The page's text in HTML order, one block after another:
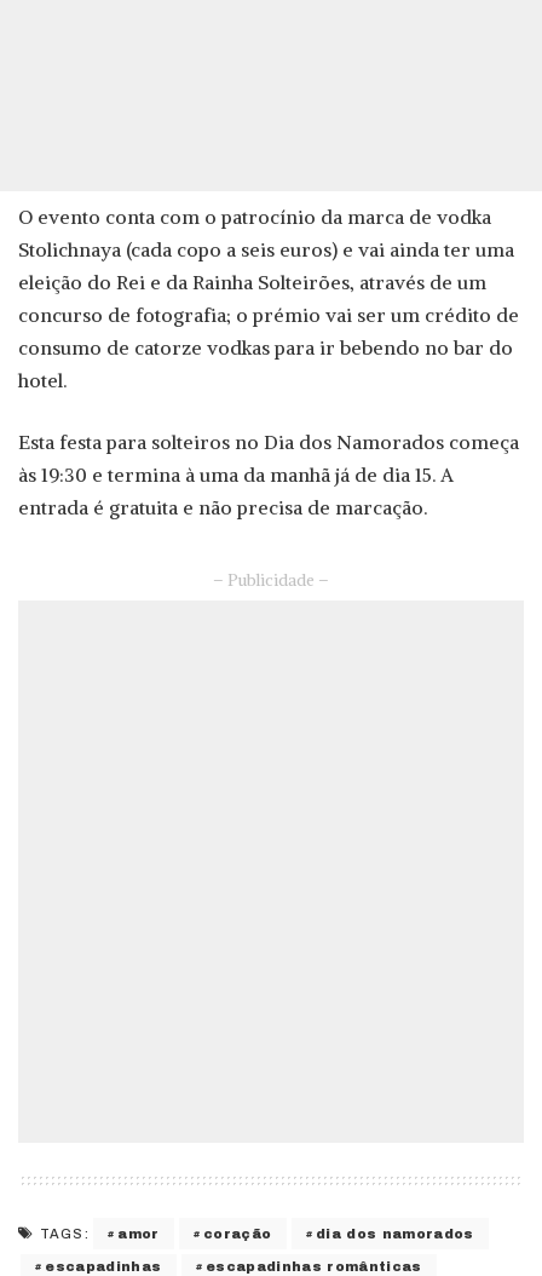
O evento conta com o patrocínio da marca de vodka
Stolichnaya (cada copo a seis euros) e vai ainda ter uma
eleição do Rei e da Rainha Solteirões, através de um
concurso de fotografia; o prémio vai ser um crédito de
consumo de catorze vodkas para ir bebendo no bar do
hotel.
Esta festa para solteiros no Dia dos Namorados começa
às 19:30 e termina à uma da manhã já de dia 15. A
entrada é gratuita e não precisa de marcação.
– Publicidade –
TAGS: amor coração dia dos namorados
escapadinhas escapadinhas românticas